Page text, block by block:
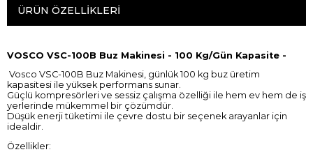
ÜRÜN ÖZELLIKLERI
VOSCO VSC-100B Buz Makinesi - 100 Kg/Gün Kapasite -
Vosco VSC-100B Buz Makinesi, günlük 100 kg buz üretim
kapasitesi ile yüksek performans sunar.
Güçlü kompresörleri ve sessiz çalışma özelliği ile hem ev hem de iş
yerlerinde mükemmel bir çözümdür.
Düşük enerji tüketimi ile çevre dostu bir seçenek arayanlar için
idealdir.
Özellikler: